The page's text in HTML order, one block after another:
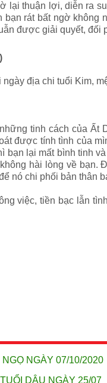
lại thuận lợi, diễn ra
rát bất ngờ
được giải quyết,
địa chi tuổi Kim,
tinh cách của Ất
được tính tình của
lại mất bình tinh
hài lòng về
nó chi phối bản thân
việc, tiền bạc lẫn
NGÀY 07/10/2020
DẬU NGÀY 25/07